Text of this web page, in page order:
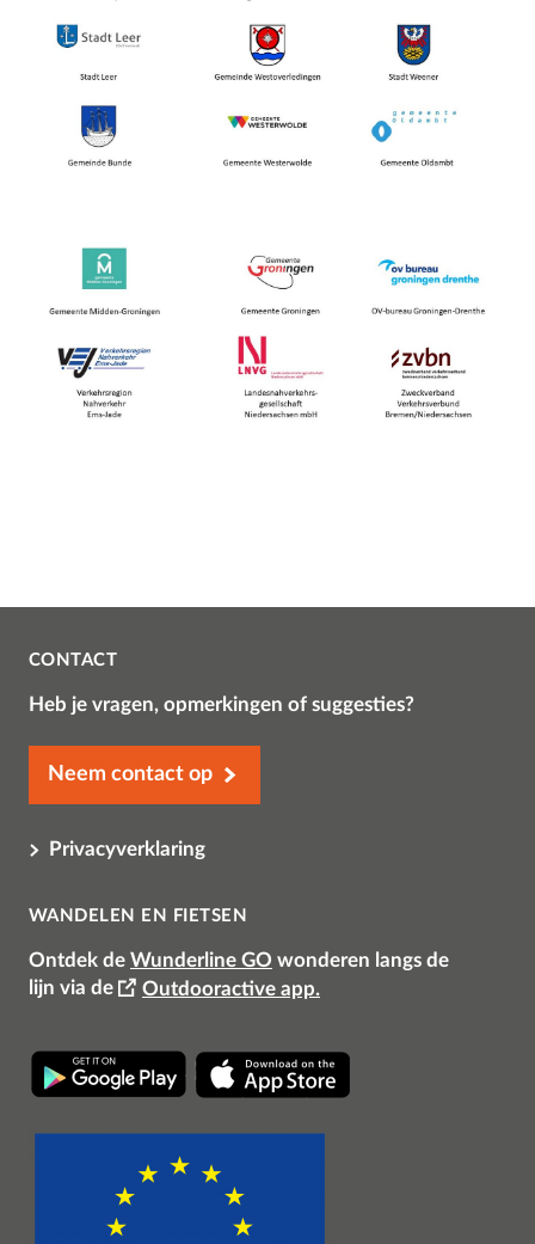
CONTACT
Heb je vragen, opmerkingen of suggesties?
Neem contact op
Privacyverklaring
WANDELEN EN FIETSEN
Ontdek de Wunderline GO wonderen langs de
lijn via de Outdooractive app.